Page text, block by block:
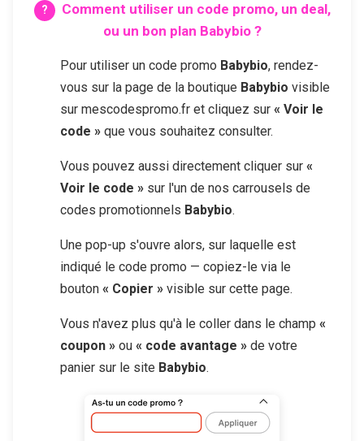
Comment utiliser un code promo, un deal,
ou un bon plan Babybio?
Pour utiliser un code promo Babybio, rendez-
vous sur la page de la boutique Babybio visible
sur mescodespromo.fr et cliquez sur « Voir le
code » que vous souhaitez consulter.
Vous pouvez aussi directement cliquer sur «
Voir le code » sur l'un de nos carrousels de
codes promotionnels Babybio.
Une pop-up s'ouvre alors, sur laquelle est
indiqué le code promo — copiez-le via le
bouton « Copier » visible sur cette page.
Vous n'avez plus qu'à le coller dans le champ «
coupon » ou « code avantage » de votre
panier sur le site Babybio.